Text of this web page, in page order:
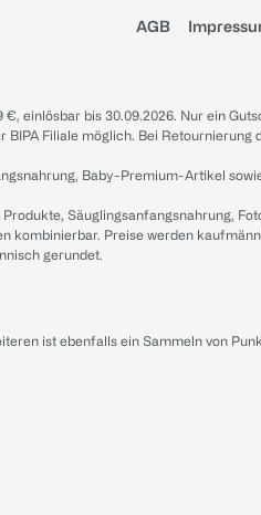
AGB
einlösbar bis 30.09.2026. Nur ein
Filiale möglich. Bei
Baby-Premium-Artikel
Säuglingsanfangsnahrung,
kombinierbar. Preise werden
gerundet.
ist ebenfalls ein Sammeln von